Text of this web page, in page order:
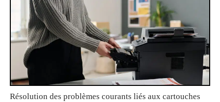
Résolution des problèmes courants liés aux cartouches